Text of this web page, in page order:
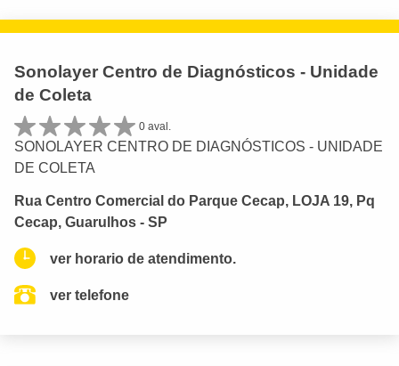
Sonolayer Centro de Diagnósticos - Unidade
de Coleta
0 aval.
SONOLAYER CENTRO DE DIAGNÓSTICOS - UNIDADE
DE COLETA
Rua Centro Comercial do Parque Cecap, LOJA 19, Pq
Cecap, Guarulhos - SP
ver horario de atendimento.
ver telefone